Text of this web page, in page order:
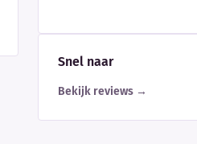
Snel naar
Bekijk reviews →